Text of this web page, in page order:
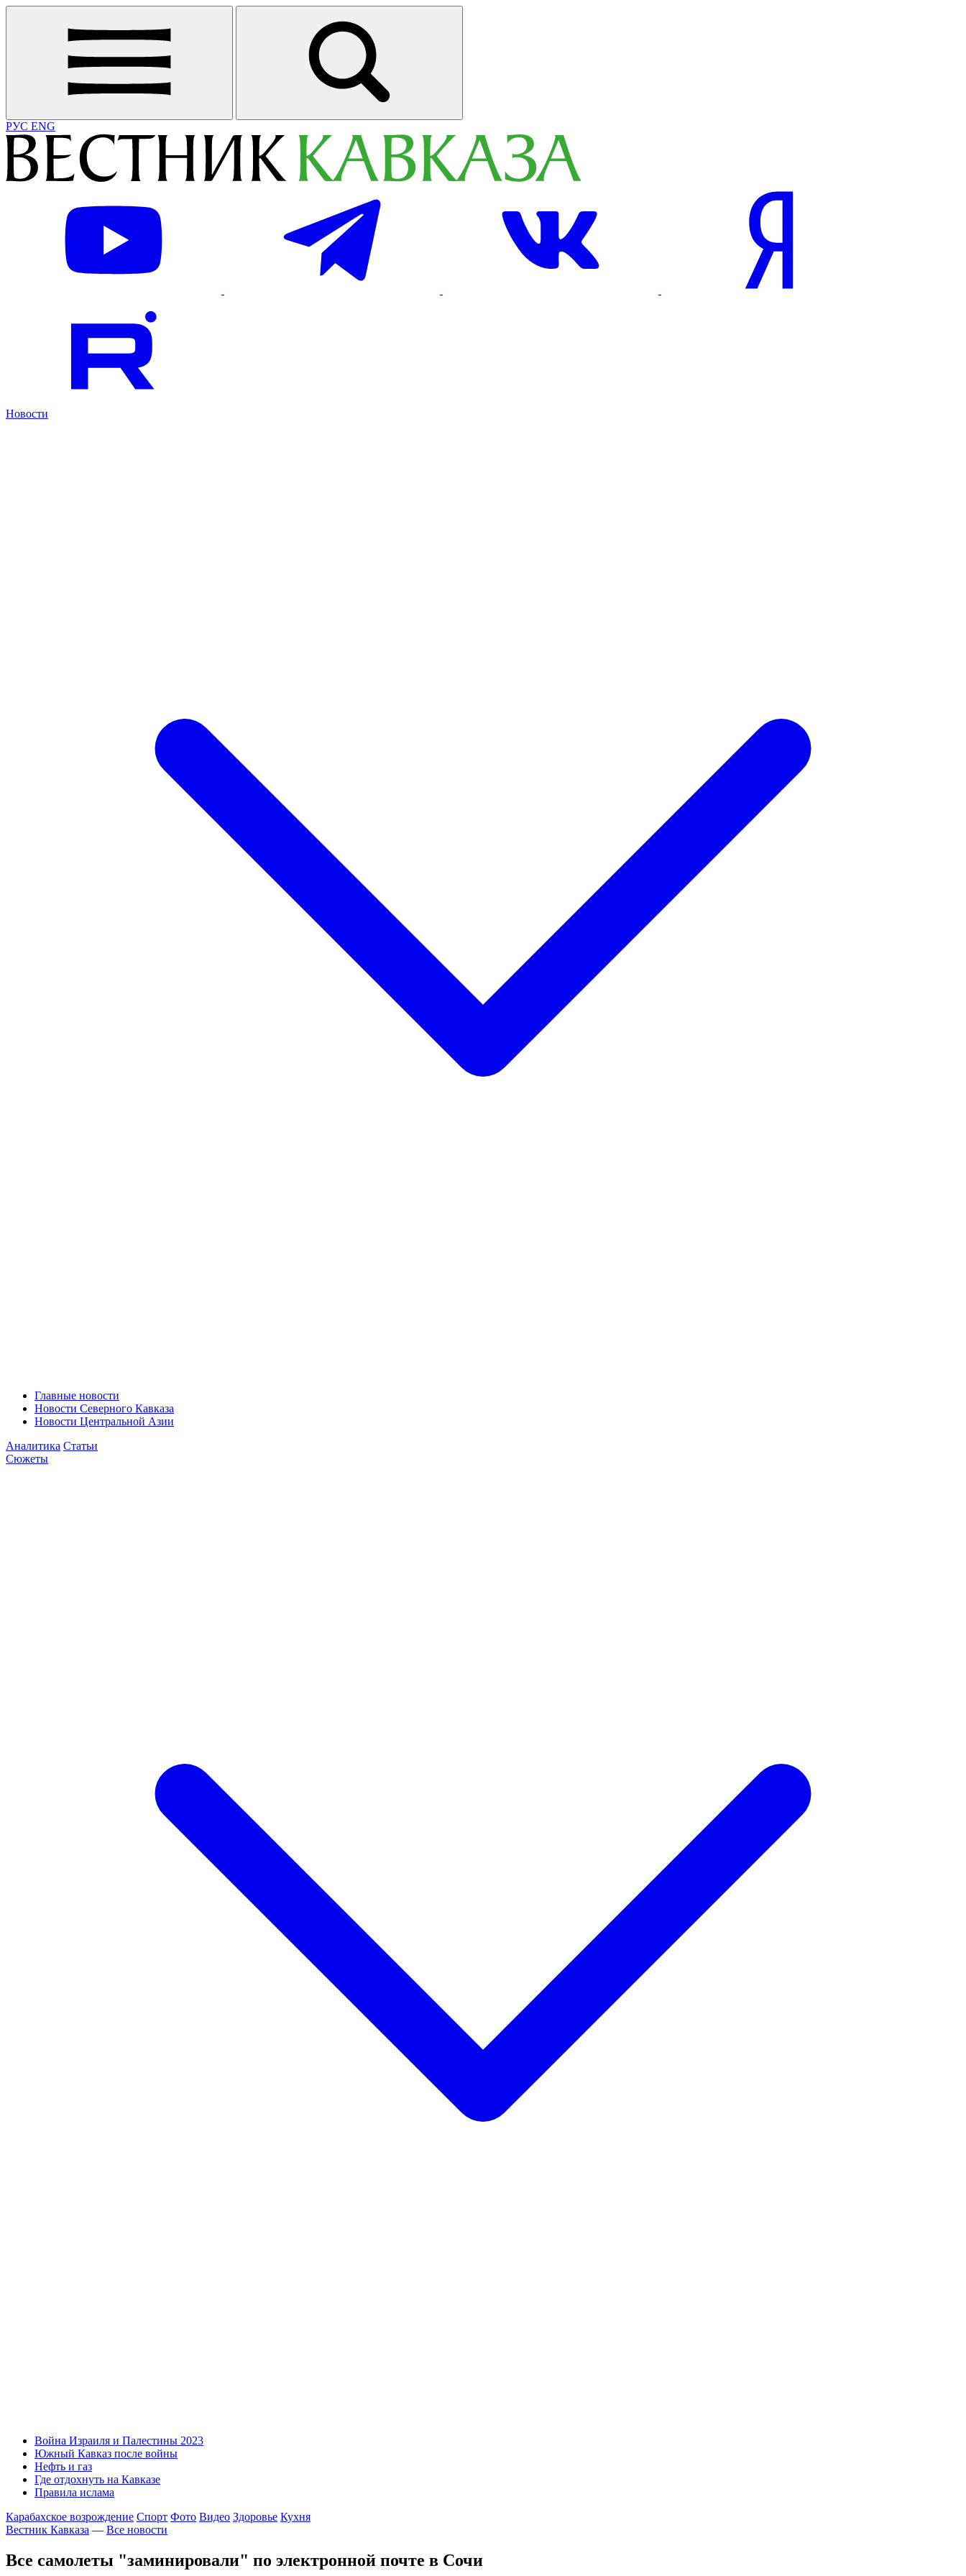
РУС ENG
Новости
Главные новости
Новости Северного Кавказа
Новости Центральной Азии
Аналитика Статьи
Сюжеты
Война Израиля и Палестины 2023
Южный Кавказ после войны
Нефть и газ
Где отдохнуть на Кавказе
Правила ислама
Карабахское возрождение Спорт Фото Видео Здоровье Кухня
Вестник Кавказа — Все новости
Все самолеты "заминировали" по электронной почте в Сочи